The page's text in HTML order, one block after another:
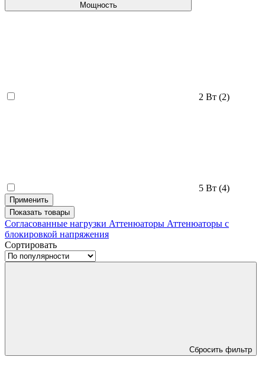
Мощность
2 Вт (2)
5 Вт (4)
Применить
Показать товары
Согласованные нагрузки Аттенюаторы Аттенюаторы с
блокировкой напряжения
Сортировать
Сбросить фильтр